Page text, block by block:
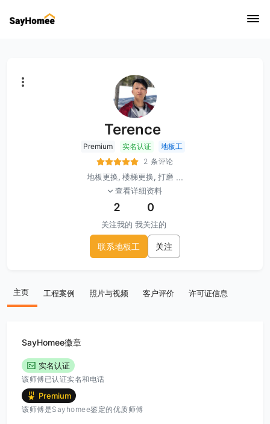
Terence
Premium 实名认证
地板工
2 条评论
地板更换, 楼梯更换, 打磨 ...
查看详细资料
2
关注我的
0
我关注的
联系地板工 关注
主页 工程案例 照片与视频 客户评价 许可证信息
SayHomee徽章
实名认证
该师傅已认证实名和电话
Premium
该师傅是Sayhomee鉴定的优质师傅